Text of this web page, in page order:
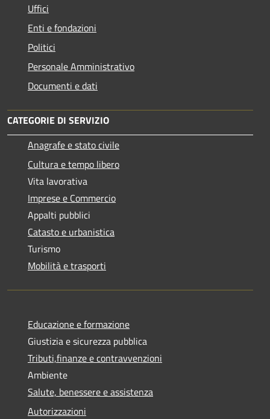
Uffici
Enti e fondazioni
Politici
Personale Amministrativo
Documenti e dati
CATEGORIE DI SERVIZIO
Anagrafe e stato civile
Cultura e tempo libero
Vita lavorativa
Imprese e Commercio
Appalti pubblici
Catasto e urbanistica
Turismo
Mobilità e trasporti
Educazione e formazione
Giustizia e sicurezza pubblica
Tributi,finanze e contravvenzioni
Ambiente
Salute, benessere e assistenza
Autorizzazioni